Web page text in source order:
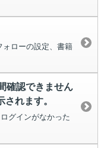
ォローの設定、書籍
確認できません
れます。
グインがなかった